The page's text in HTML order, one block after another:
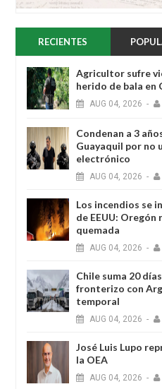
RECIENTES
Agricultor sufre
herido de bala en
AUG 04, 2026 -
Condenan a 3
Guayaquil por no
electrónico
AUG 04, 2026 -
Los incendios se
de EEUU:
quemada
AUG 04, 2026 -
Chile suma 20
fronterizo con
temporal
AUG 04, 2026 -
José Luis Lupo
la OEA
AUG 04, 2026 -